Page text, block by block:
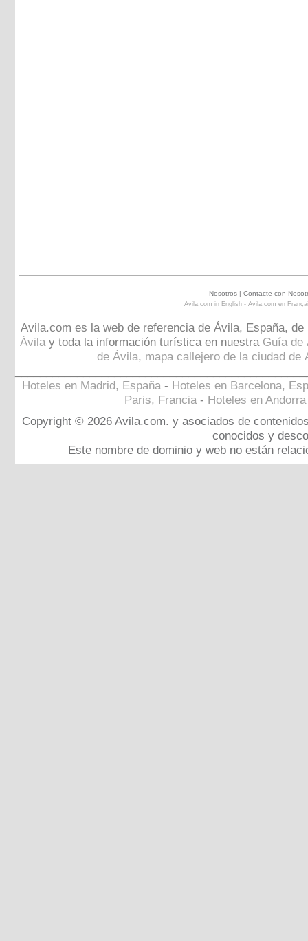
Nosotros| Contacte con
Avila.com in English- Avila.com en
Avila.com es la web de referencia de Ávila, España,
Ávilay toda la información turística en nuestra Guía de
de Ávila, mapa callejero de la ciudad de
Hoteles en Madrid, España- Hoteles en Barcelona,
Paris, Francia- Hoteles en Andorra
Copyright © 2026 Avila.com. y asociados de
conocidos y
Este nombre de dominio y web no están